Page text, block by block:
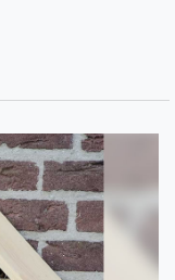
in de
warmte en